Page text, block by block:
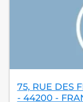
75, RUE DES
- 44200 -